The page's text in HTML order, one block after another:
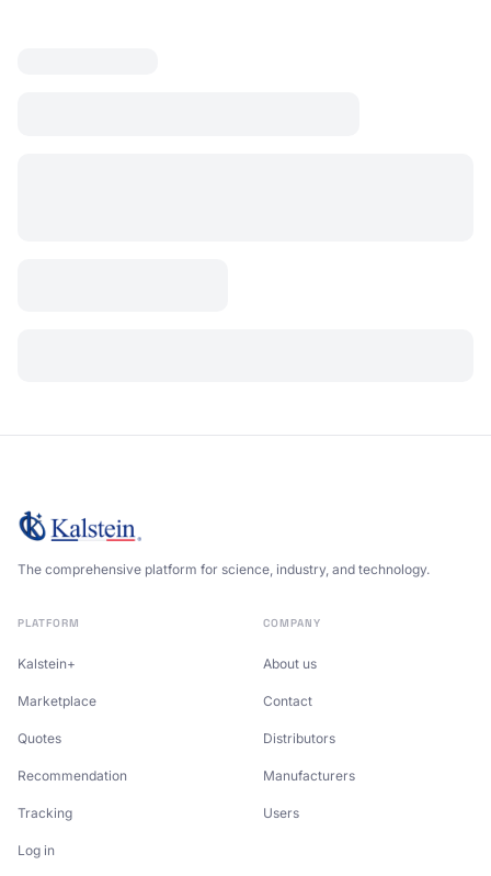
The comprehensive platform for science, industry, and technology.
PLATFORM
Kalstein+
Marketplace
Quotes
Recommendation
Tracking
Log in
COMPANY
About us
Contact
Distributors
Manufacturers
Users